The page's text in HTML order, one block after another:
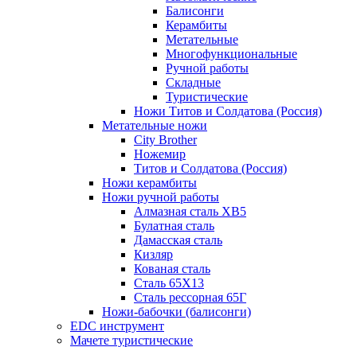
Балисонги
Керамбиты
Метательные
Многофункциональные
Ручной работы
Складные
Туристические
Ножи Титов и Солдатова (Россия)
Метательные ножи
City Brother
Ножемир
Титов и Солдатова (Россия)
Ножи керамбиты
Ножи ручной работы
Алмазная сталь ХВ5
Булатная сталь
Дамасская сталь
Кизляр
Кованая сталь
Сталь 65Х13
Сталь рессорная 65Г
Ножи-бабочки (балисонги)
EDC инструмент
Мачете туристические